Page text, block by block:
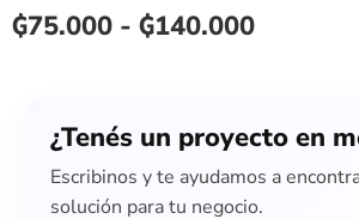
₲75.000 - ₲140.000
¿Tenés un proyecto en
Escribinos y te ayudamos a
solución para tu negocio.